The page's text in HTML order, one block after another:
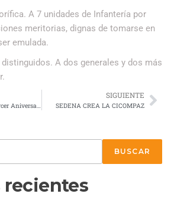
A 7 unidades de Infantería por
meritorias, dignas de tomarse en
emulada.
A dos generales y dos más
Guardia Nacional, Tercer Aniversario
SIGUIENTE
SEDENA CREA LA CICOMPAZ
BUSCAR
recientes